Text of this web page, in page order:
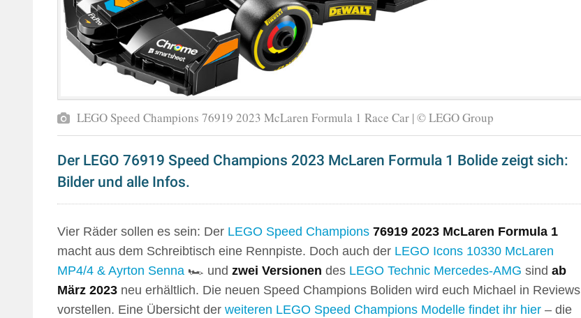
LEGO Speed Champions 76919 2023 McLaren Formula 1 Race Car | © LEGO Group
Der LEGO 76919 Speed Champions 2023 McLaren Formula 1 Bolide zeigt sich:
Bilder und alle Infos.
Vier Räder sollen es sein: Der LEGO Speed Champions 76919 2023 McLaren Formula 1
macht aus dem Schreibtisch eine Rennpiste. Doch auch der LEGO Icons 10330 McLaren
MP4/4 & Ayrton Senna 🏎️ und zwei Versionen des LEGO Technic Mercedes-AMG sind ab
März 2023 neu erhältlich. Die neuen Speed Champions Boliden wird euch Michael in Reviews
vorstellen. Eine Übersicht der weiteren LEGO Speed Champions Modelle findet ihr hier – die